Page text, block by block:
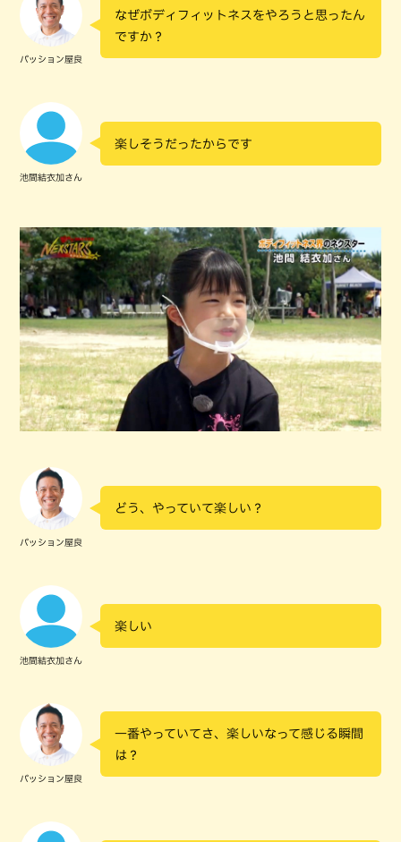
パッション屋良
なぜボディフィットネスをやろうと思ったん
ですか？
池間結衣加さん
楽しそうだったからです
パッション屋良
どう、やっていて楽しい？
池間結衣加さん
楽しい
パッション屋良
一番やっていてさ、楽しいなって感じる瞬間
は？